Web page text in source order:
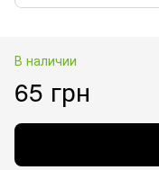
В наличии
65 грн